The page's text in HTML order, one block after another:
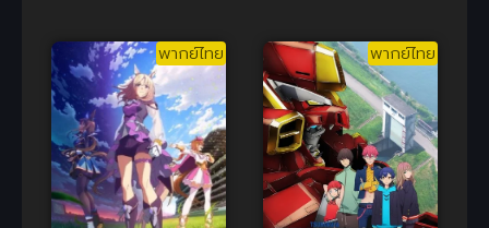
โคบายาชิ
พากย์ไทย พากย์ไทย